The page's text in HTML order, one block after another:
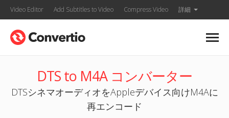
Video Editor Add Subtitles to Video Compress Video 詳細
DTS to M4A コンバーター
DTSシネマオーディオをAppleデバイス向けM4Aに
再エンコード